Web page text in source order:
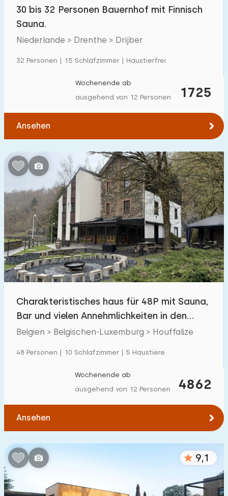
30 bis 32 Personen Bauernhof mit Finnisch
Sauna.
Niederlande > Drenthe > Drijber
32 Personen | 15 Schlafzimmer | Haustierfrei
1725
Wochenende ab
ausgehend von 12 Personen
Ansehen
Charakteristisches haus für 48P mit Sauna,
Bar und vielen Annehmlichkeiten in den
Ardennen
Belgien > Belgischen-Luxemburg > Houffalize
48 Personen | 10 Schlafzimmer | 5 Haustiere
4862
Wochenende ab
ausgehend von 12 Personen
Ansehen
9,1